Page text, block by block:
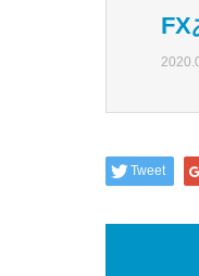
FX
Tweet